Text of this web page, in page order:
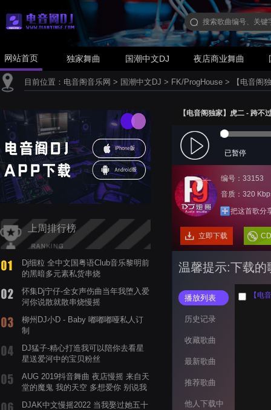
网站首页 独家舞曲 国潮中文DJ 夜店商业舞曲
目前位置： 电音阁音乐网 > 国潮中文DJ > FK/ProgHouse > 【电音阁
上周排行榜
Dj细粒 全中文国粤语Club音乐黎明前
的黑暗多元素私货串烧
怀集Dj宁仔-全女声伤曲当年我堕入爱
河你说散就散串烧慢摇
柳州DJ小D - Baby 嘟嘟嘟哑私人订
制
DJ猛子-精心打造我可以陪你去看星
星送爱河中的宝贝粉丝
AUG 2019抖音舞曲 夜店慢摇 来自天
堂的魔鬼 我的天空 多想爱你 别说我
DJAK中文慢摇2022 当我娶过她五十
【电音阁独家】虎二 - 跨
已暂停
编号：33153
音质：320
把这首歌分
立即下载
温馨提示:下载的
播放列表
历史记录
收藏歌曲
最新歌曲
推荐歌曲
他人下载中
【电